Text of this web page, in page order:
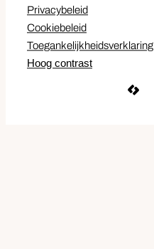
Privacybeleid
Cookiebeleid
Toegankelijkheidsverklaring
Hoog contrast